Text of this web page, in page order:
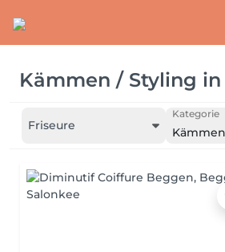
Kämmen / Styling in
Friseure
Kategorie